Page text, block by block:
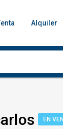
Alquiler
EN